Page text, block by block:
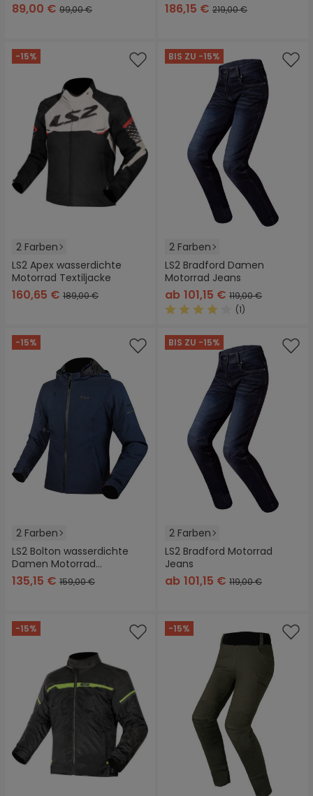
89,00 € 99,00 € 186,15 € 219,00 €
-15%
2 Farben
LS2 Apex wasserdichte
Motorrad Textiljacke
160,65 € 189,00 €
BIS ZU -15%
2 Farben
LS2 Bradford Damen
Motorrad Jeans
ab 101,15 € 119,00 €
(1)
-15%
2 Farben
LS2 Bolton wasserdichte
Damen Motorrad
Textiljacke
135,15 € 159,00 €
BIS ZU -15%
2 Farben
LS2 Bradford Motorrad
Jeans
ab 101,15 € 119,00 €
-15% -15%